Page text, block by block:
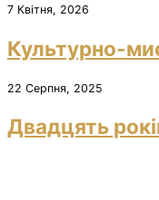
7 Квітня, 2026
Культурно-
22 Серпня, 2025
Двадцять